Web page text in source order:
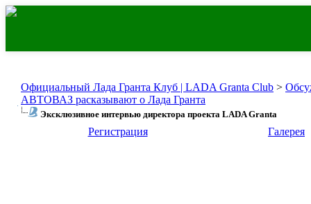
Официальный Лада Гранта Клуб | LADA Granta Club >
АВТОВАЗ расказывают о Лада Гранта
Эксклюзивное интервью директора проекта LADA Granta
Регистрация Галерея